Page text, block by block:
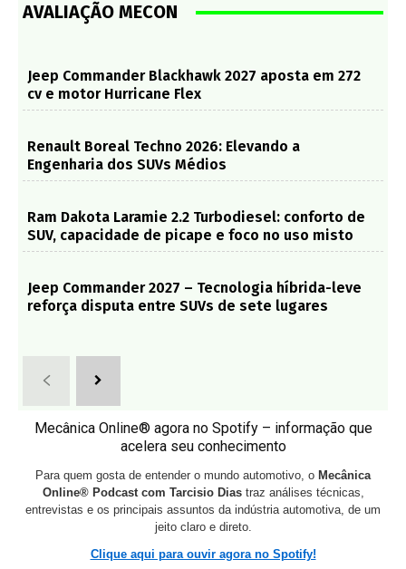
AVALIAÇÃO MECON
Jeep Commander Blackhawk 2027 aposta em 272
cv e motor Hurricane Flex
Renault Boreal Techno 2026: Elevando a
Engenharia dos SUVs Médios
Ram Dakota Laramie 2.2 Turbodiesel: conforto de
SUV, capacidade de picape e foco no uso misto
Jeep Commander 2027 – Tecnologia híbrida-leve
reforça disputa entre SUVs de sete lugares
Mecânica Online® agora no Spotify – informação que
acelera seu conhecimento
Para quem gosta de entender o mundo automotivo, o Mecânica
Online® Podcast com Tarcisio Diastraz análises técnicas,
entrevistas e os principais assuntos da indústria automotiva, de um
jeito claro e direto.
Clique aqui para ouvir agora no Spotify!